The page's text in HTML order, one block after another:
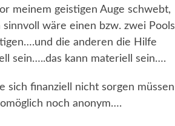
meinem geistigen Auge schwebt,
wäre einen bzw. zwei Pools
die anderen die Hilfe
sein…..das kann materiell sein….
sich finanziell nicht sorgen müssen
noch anonym….